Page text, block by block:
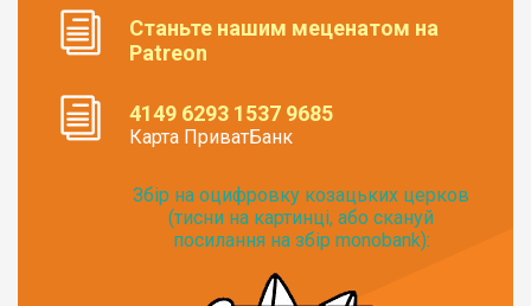
Станьте нашим меценатом на
Patreon
4149 6293 1537 9685
Карта ПриватБанк
Збір на оцифровку козацьких церков
(тисни на картинці, або скануй
посилання на збір monobank):